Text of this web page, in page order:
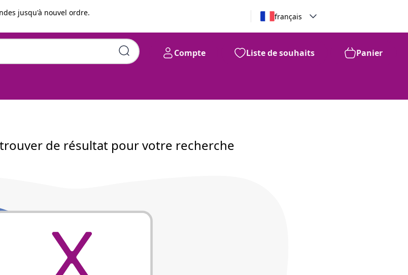
jusqu'à nouvel ordre. français
Compte Liste de souhaits Panier
de résultat pour votre recherche